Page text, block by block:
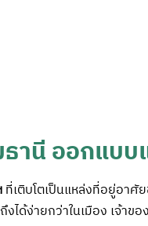
านี ออกแบ
ที่เติบโตเป็นแหล่งที่อยู่อาศั
งได้ง่ายกว่าในเมือง เจ้